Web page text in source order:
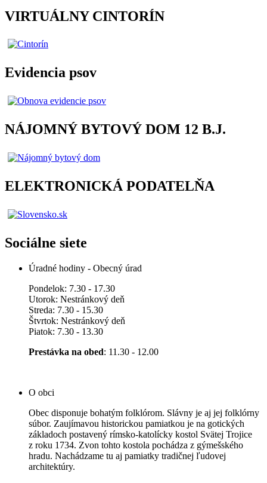
VIRTUÁLNY CINTORÍN
Evidencia psov
NÁJOMNÝ BYTOVÝ DOM 12 B.J.
ELEKTRONICKÁ PODATELŇA
Sociálne siete
Úradné hodiny - Obecný úrad
Pondelok: 7.30 - 17.30
Utorok: Nestránkový deň
Streda: 7.30 - 15.30
Štvrtok: Nestránkový deň
Piatok: 7.30 - 13.30
Prestávka na obed: 11.30 - 12.00
O obci
Obec disponuje bohatým folklórom. Slávny je aj jej folklórny
súbor. Zaujímavou historickou pamiatkou je na gotických
základoch postavený rímsko-katolícky kostol Svätej Trojice
z roku 1734. Zvon tohto kostola pochádza z gýmešského
hradu. Nachádzame tu aj pamiatky tradičnej ľudovej
architektúry.